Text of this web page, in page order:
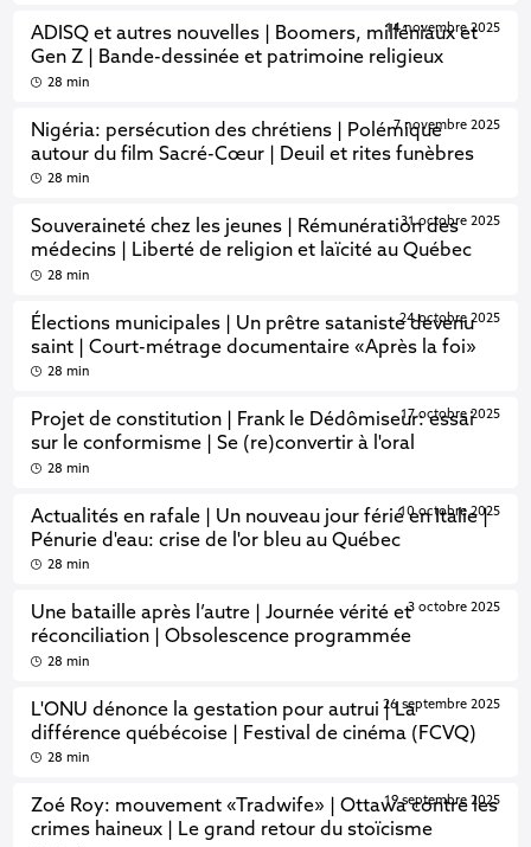
ADISQ et autres nouvelles | Boomers, milléniaux et
Gen Z | Bande-dessinée et patrimoine religieux
14 novembre 2025
28 min
Nigéria: persécution des chrétiens | Polémique
autour du film Sacré-Cœur | Deuil et rites funèbres
7 novembre 2025
28 min
Souveraineté chez les jeunes | Rémunération des
médecins | Liberté de religion et laïcité au Québec
31 octobre 2025
28 min
Élections municipales | Un prêtre sataniste devenu
saint | Court-métrage documentaire «Après la foi»
24 octobre 2025
28 min
Projet de constitution | Frank le Dédômiseur: essai
sur le conformisme | Se (re)convertir à l'oral
17 octobre 2025
28 min
Actualités en rafale | Un nouveau jour férié en Italie |
Pénurie d'eau: crise de l'or bleu au Québec
10 octobre 2025
28 min
Une bataille après l’autre | Journée vérité et
réconciliation | Obsolescence programmée
3 octobre 2025
28 min
L'ONU dénonce la gestation pour autrui | La
différence québécoise | Festival de cinéma (FCVQ)
26 septembre 2025
28 min
Zoé Roy: mouvement «Tradwife» | Ottawa contre les
crimes haineux | Le grand retour du stoïcisme
19 septembre 2025